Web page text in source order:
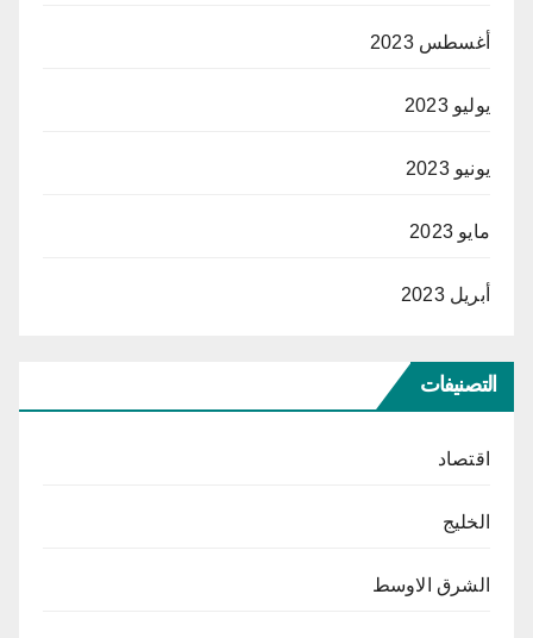
أغسطس 2023
يوليو 2023
يونيو 2023
مايو 2023
أبريل 2023
التصنيفات
اقتصاد
الخليج
الشرق الاوسط